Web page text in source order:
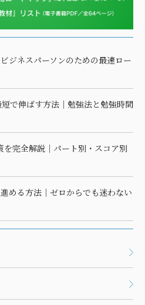
ジネスパーソンのための最速ロー
で伸ばす方法｜勉強法と勉強時間
完全解説｜パート別・スコア別
める方法｜ゼロからでも迷わない